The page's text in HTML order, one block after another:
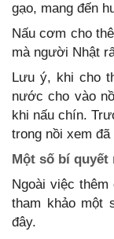
gạo, mang đến
Nấu cơm cho
mà người Nhật
Lưu ý, khi cho
nước cho vào
khi nấu chín.
trong nồi xem
Một số bí quyết
Ngoài việc
tham khảo một
đây.